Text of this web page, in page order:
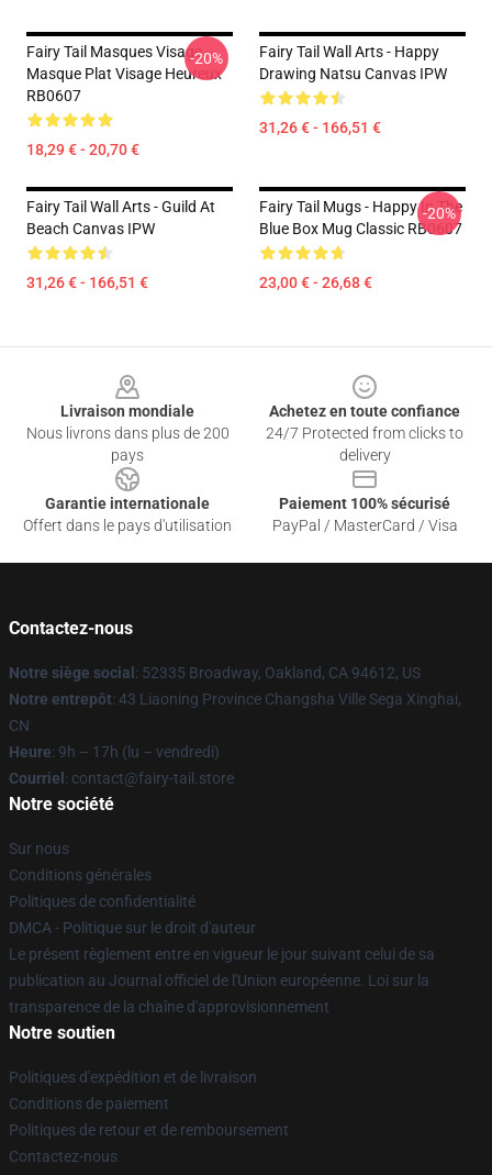
Fairy Tail Masques Visage -
Masque Plat Visage Heureux
RB0607
18,29 € - 20,70 €
-20%
Fairy Tail Wall Arts - Happy
Drawing Natsu Canvas IPW
31,26 € - 166,51 €
Fairy Tail Wall Arts - Guild At
Beach Canvas IPW
31,26 € - 166,51 €
Fairy Tail Mugs - Happy In The
Blue Box Mug Classic RB0607
23,00 € - 26,68 €
-20%
Livraison mondiale
Nous livrons dans plus de 200
pays
Achetez en toute confiance
24/7 Protected from clicks to
delivery
Garantie internationale
Offert dans le pays d'utilisation
Paiement 100% sécurisé
PayPal / MasterCard / Visa
Contactez-nous
Notre siège social : 52335 Broadway, Oakland, CA 94612, US
Notre entrepôt: 43 Liaoning Province Changsha Ville Sega Xinghai,
CN
Heure: 9h – 17h (lu – vendredi)
Courriel : contact@fairy-tail.store
Notre société
Sur nous
Conditions générales
Politiques de confidentialité
DMCA - Politique sur le droit d'auteur
Le présent règlement entre en vigueur le jour suivant celui de sa
publication au Journal officiel de l'Union européenne. Loi sur la
transparence de la chaîne d'approvisionnement
Notre soutien
Politiques d'expédition et de livraison
Conditions de paiement
Politiques de retour et de remboursement
Contactez-nous